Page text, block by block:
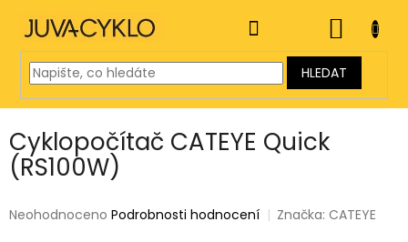
obsah
HLEDAT
KOŠÍK
Cyklopočítač CATEYE Quick
(RS100W)
Průměrné
Neohodnoceno Podrobnosti hodnocení Značka:CATEYE